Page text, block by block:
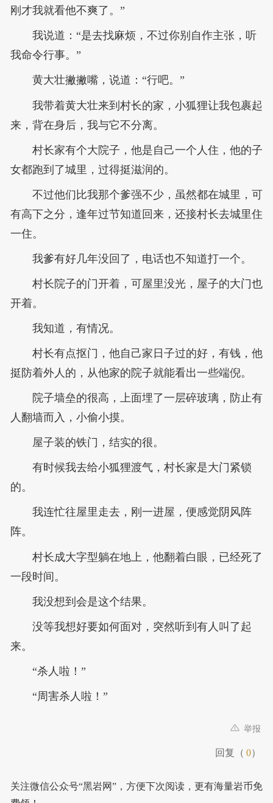
刚才我就看他不爽了。”
我说道：“是去找麻烦，不过你别自作主张，听
我命令行事。”
黄大壮撇撇嘴，说道：“行吧。”
我带着黄大壮来到村长的家，小狐狸让我包裹起
来，背在身后，我与它不分离。
村长家有个大院子，他是自己一个人住，他的子
女都跑到了城里，过得挺滋润的。
不过他们比我那个爹强不少，虽然都在城里，可
有高下之分，逢年过节知道回来，还接村长去城里住
一住。
我爹有好几年没回了，电话也不知道打一个。
村长院子的门开着，可屋里没光，屋子的大门也
开着。
我知道，有情况。
村长有点抠门，他自己家日子过的好，有钱，他
挺防着外人的，从他家的院子就能看出一些端倪。
院子墙垒的很高，上面埋了一层碎玻璃，防止有
人翻墙而入，小偷小摸。
屋子装的铁门，结实的很。
有时候我去给小狐狸渡气，村长家是大门紧锁
的。
我连忙往屋里走去，刚一进屋，便感觉阴风阵
阵。
村长成大字型躺在地上，他翻着白眼，已经死了
一段时间。
我没想到会是这个结果。
没等我想好要如何面对，突然听到有人叫了起
来。
“杀人啦！”
“周害杀人啦！”
举报
回复（ 0）
关注微信公众号“黑岩网”，方便下次阅读，更有海量岩币免